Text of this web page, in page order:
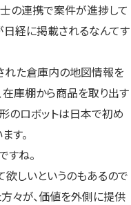
の連携で案件が進捗して
日経に掲載されるなんてす
れた倉庫内の地図情報を
在庫棚から商品を取り出す
のロボットは日本で初め
す。
すね。
しいというのもあるので
々が、価値を外側に提供